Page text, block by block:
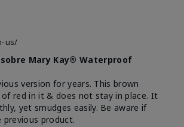
us/
Mary Kay® Waterproof
version for years. This brown
red in it & does not stay in place. It
yet smudges easily. Be aware if
product.